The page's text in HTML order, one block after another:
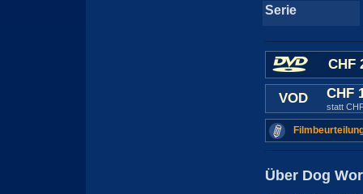
Serie
CHF
VOD CHF
statt
Über Dog